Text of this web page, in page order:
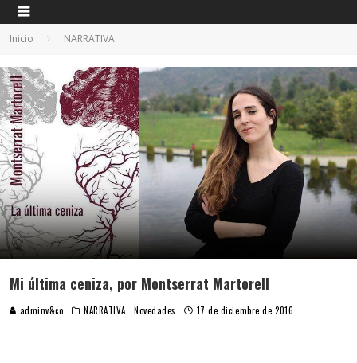
Inicio NARRATIVA
Mi última ceniza, por Montserrat Martorell
adminv&co NARRATIVA Novedades 17 de diciembre de 2016